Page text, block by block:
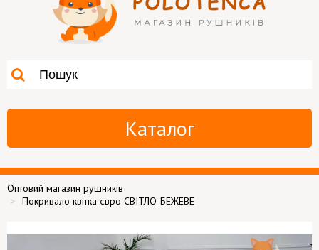
Каталог
Оптовий магазин рушників
Покривало квітка євро СВІТЛО-БЕЖЕВЕ